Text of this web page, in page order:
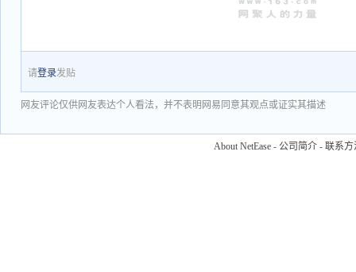
请登录发贴
网友评论仅供网友表达个人看法，并不表明网易同意其观点或证实其描述
About NetEase - 公司简介 - 联系方